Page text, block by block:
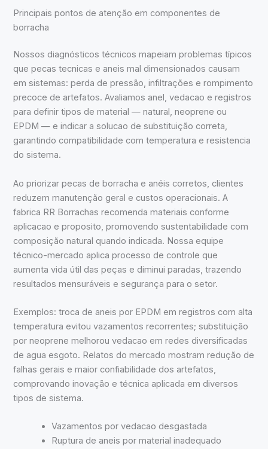
Principais pontos de atenção em componentes de
borracha
Nossos diagnósticos técnicos mapeiam problemas típicos
que pecas tecnicas e aneis mal dimensionados causam
em sistemas: perda de pressão, infiltrações e rompimento
precoce de artefatos. Avaliamos anel, vedacao e registros
para definir tipos de material — natural, neoprene ou
EPDM — e indicar a solucao de substituição correta,
garantindo compatibilidade com temperatura e resistencia
do sistema.
Ao priorizar pecas de borracha e anéis corretos, clientes
reduzem manutenção geral e custos operacionais. A
fabrica RR Borrachas recomenda materiais conforme
aplicacao e proposito, promovendo sustentabilidade com
composição natural quando indicada. Nossa equipe
técnico-mercado aplica processo de controle que
aumenta vida útil das peças e diminui paradas, trazendo
resultados mensuráveis e segurança para o setor.
Exemplos: troca de aneis por EPDM em registros com alta
temperatura evitou vazamentos recorrentes; substituição
por neoprene melhorou vedacao em redes diversificadas
de agua esgoto. Relatos do mercado mostram redução de
falhas gerais e maior confiabilidade dos artefatos,
comprovando inovação e técnica aplicada em diversos
tipos de sistema.
Vazamentos por vedacao desgastada
Ruptura de aneis por material inadequado